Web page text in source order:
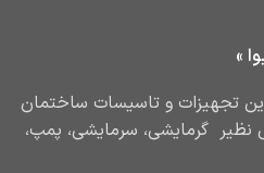
»
تجهیزات و تاسیسات ساختمان
گرمایشی، سرمایشی، پمپ،